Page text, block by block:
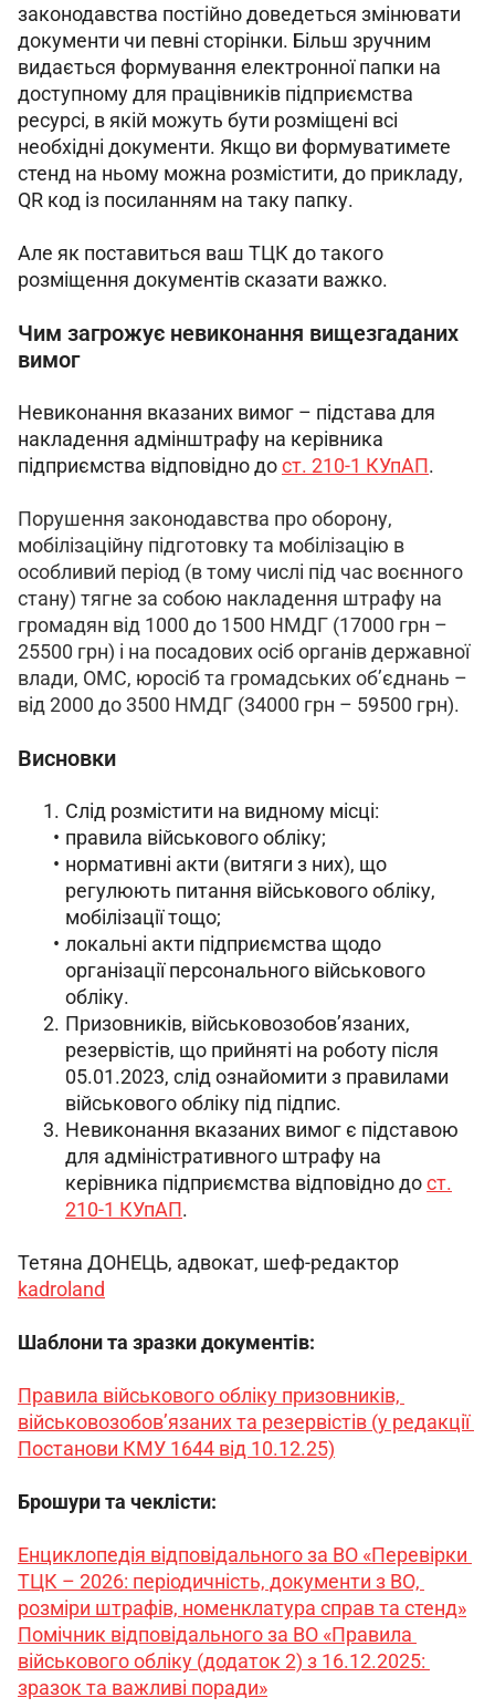
законодавства постійно доведеться змінювати
документи чи певні сторінки. Більш зручним
видається формування електронної папки на
доступному для працівників підприємства
ресурсі, в якій можуть бути розміщені всі
необхідні документи. Якщо ви формуватимете
стенд на ньому можна розмістити, до прикладу,
QR код із посиланням на таку папку.
Але як поставиться ваш ТЦК до такого
розміщення документів сказати важко.
Чим загрожує невиконання вищезгаданих
вимог
Невиконання вказаних вимог – підстава для
накладення адмінштрафу на керівника
підприємства відповідно до ст. 210-1 КУпАП.
Порушення законодавства про оборону,
мобілізаційну підготовку та мобілізацію в
особливий період (в тому числі під час воєнного
стану) тягне за собою накладення штрафу на
громадян від 1000 до 1500 НМДГ (17000 грн –
25500 грн) і на посадових осіб органів державної
влади, ОМС, юросіб та громадських об’єднань –
від 2000 до 3500 НМДГ (34000 грн – 59500 грн).
Висновки
Слід розмістити на видному місці:
правила військового обліку;
нормативні акти (витяги з них), що
регулюють питання військового обліку,
мобілізації тощо;
локальні акти підприємства щодо
організації персонального військового
обліку.
Призовників, військовозобов’язаних,
резервістів, що прийняті на роботу після
05.01.2023, слід ознайомити з правилами
військового обліку під підпис.
Невиконання вказаних вимог є підставою
для адміністративного штрафу на
керівника підприємства відповідно дост.
210-1 КУпАП.
Тетяна ДОНЕЦЬ, адвокат, шеф-редактор
kadroland
Шаблони та зразки документів:
Правила військового обліку призовників,
військовозобов’язаних та резервістів (у редакції
Постанови КМУ 1644 від 10.12.25)
Брошури та чеклісти:
Енциклопедія відповідального за ВО «Перевірки
ТЦК – 2026: періодичність, документи з ВО,
розміри штрафів, номенклатура справ та стенд»
Помічник відповідального за ВО «Правила
військового обліку (додаток 2) з 16.12.2025:
зразок та важливі поради»